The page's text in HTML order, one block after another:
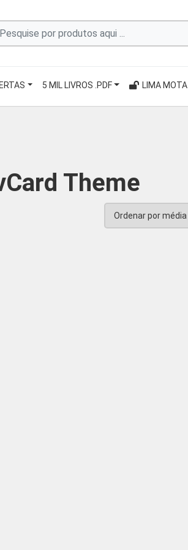
5 MIL LIVROS .PDF LIMA MOTA
Theme